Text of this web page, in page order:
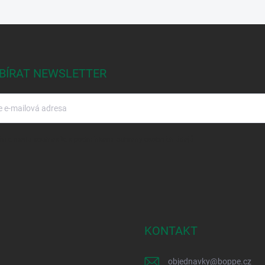
NEWSLETTER
KONTAKT
objednavky@boppe.cz